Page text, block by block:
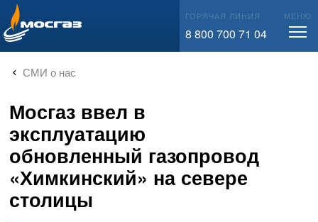
info@mos-gaz.ru ГОРЯЧАЯ ЛИНИЯ
8 800 700 71 04
МЕНЮ
СМИ о нас
Мосгаз ввел в
эксплуатацию
обновленный газопровод
«Химкинский» на севере
столицы